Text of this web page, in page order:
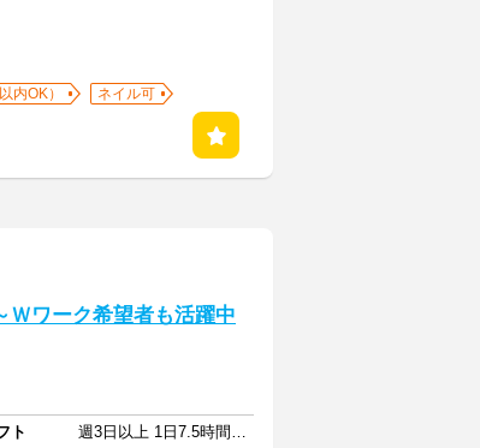
内OK）
ネイル可
Ｗワーク希望者も活躍中
ト
週3日以上 1日7.5時間以上